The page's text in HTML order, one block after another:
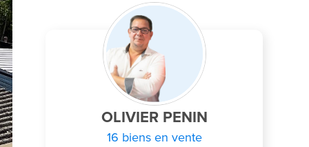
OLIVIER PENIN
16 biens en vente